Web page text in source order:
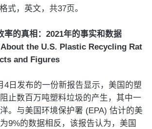
式，英文，共37页。
率的真相：2021年的事实和数据
the U.S. Plastic Recycling Rat
and Figures
4日发布的一份新报告显示，美国的塑
止数百万吨塑料垃圾的产生，其中一
。与美国环境保护署 (EPA) 估计的美
9%的数据相反，该报告认为，美国